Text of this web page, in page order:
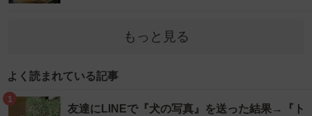
もっと見る
よく読まれている記事
1
友達にLINEで『犬の写真』を送った結果→『ト